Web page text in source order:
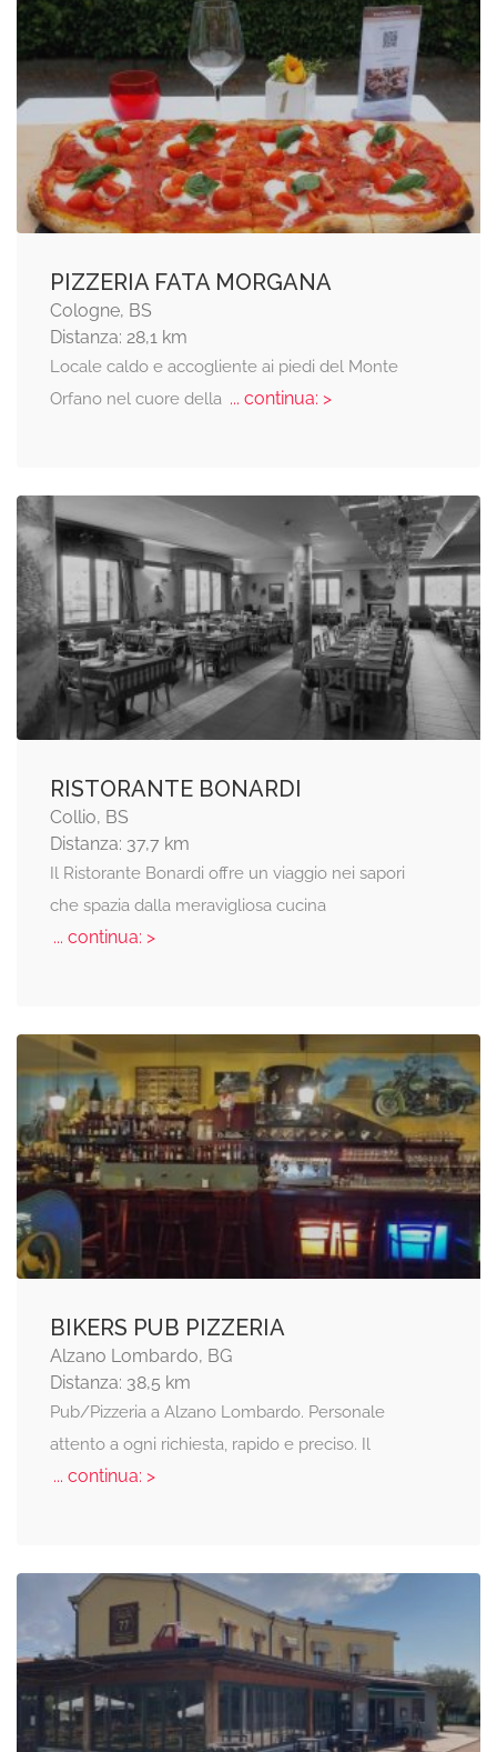
PIZZERIA FATA MORGANA
Cologne, BS
Distanza: 28,1 km
Locale caldo e accogliente ai piedi del Monte
Orfano nel cuore della... continua: >
RISTORANTE BONARDI
Collio, BS
Distanza: 37,7 km
Il Ristorante Bonardi offre un viaggio nei sapori
che spazia dalla meravigliosa cucina
... continua: >
BIKERS PUB PIZZERIA
Alzano Lombardo, BG
Distanza: 38,5 km
Pub/Pizzeria a Alzano Lombardo. Personale
attento a ogni richiesta, rapido e preciso. Il
... continua: >